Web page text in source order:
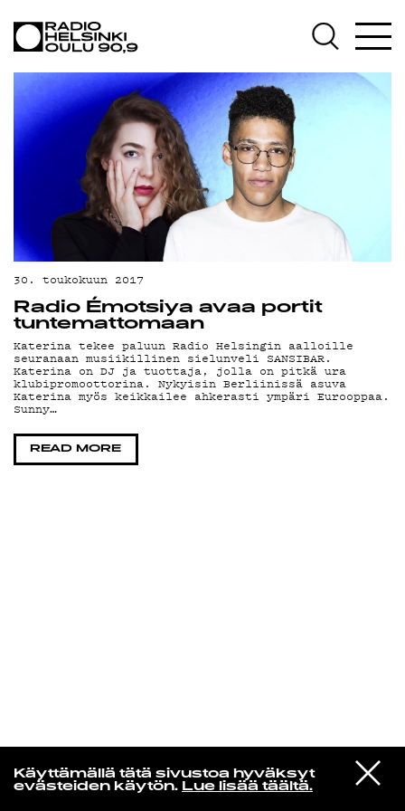
Käyttämällä tätä sivustoa hyväksyt
evästeiden käytön. Lue lisää täältä.
VIESTI
STUDIOON
Jaakko Eino Kalevi
Palace In My Head
AJANKOHTAISTA
OHJELMAT
TEKIJÄT
ON-DEMAND
PODCAST
MAINOSTA
YHTEYSTIEDOT
G LIVELAB
YSTÄVÄKLUBI
TIETOSUOJA
KIRJAUDU SISÄÄN
30. toukokuun 2017
Radio Émotsiya avaa portit
tuntemattomaan
Katerina tekee paluun Radio Helsingin aalloille
seuranaan musiikillinen sielunveli SANSIBAR.
Katerina on DJ ja tuottaja, jolla on pitkä ura
klubipromoottorina. Nykyisin Berliinissä asuva
Katerina myös keikkailee ahkerasti ympäri Eurooppaa.
Sunny…
READ MORE